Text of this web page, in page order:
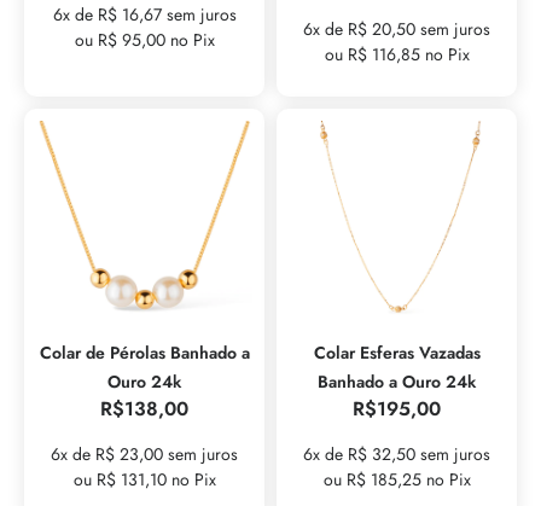
6x de R$ 16,67 sem juros
ou R$ 95,00 no Pix
6x de R$ 20,50 sem juros
ou R$ 116,85 no Pix
Colar de Pérolas Banhado a
Ouro 24k
R$138,00
6x de R$ 23,00 sem juros
ou R$ 131,10 no Pix
Colar Esferas Vazadas
Banhado a Ouro 24k
R$195,00
6x de R$ 32,50 sem juros
ou R$ 185,25 no Pix